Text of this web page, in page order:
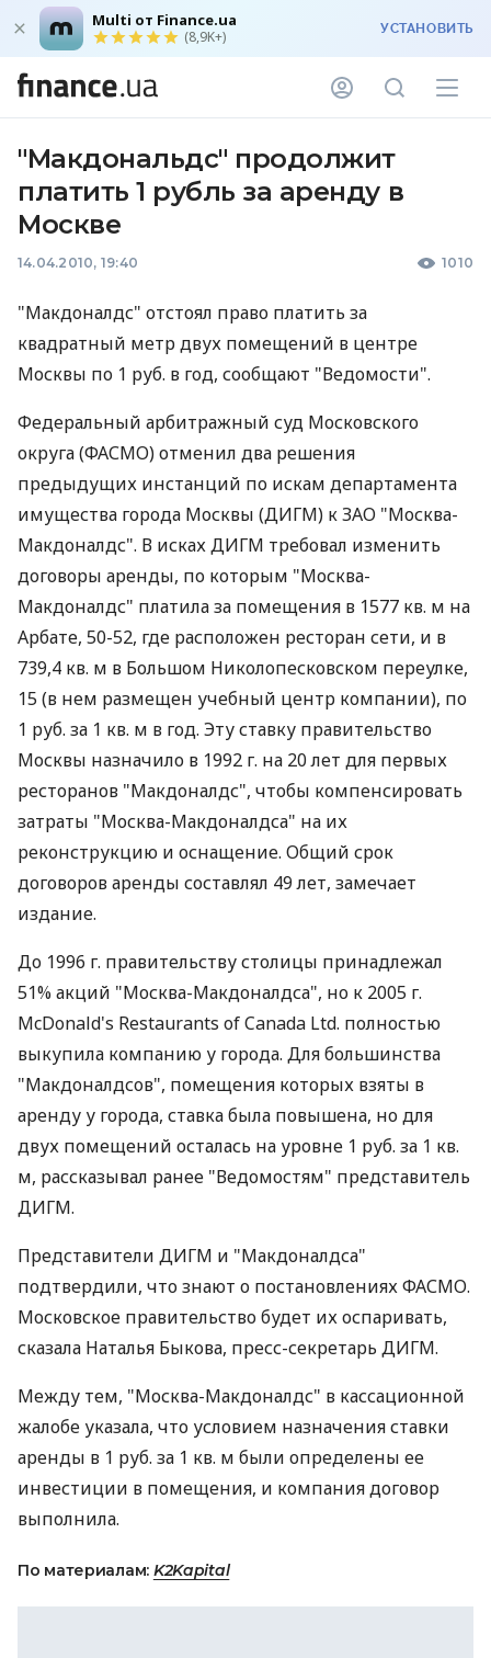
Multi от Finance.ua
(8,9K+) УСТАНОВИТЬ
"Макдональдс" продолжит
платить 1 рубль за аренду в
Москве
14.04.2010, 19:40 1010
"Макдоналдс" отстоял право платить за
квадратный метр двух помещений в центре
Москвы по 1 руб. в год, сообщают "Ведомости".
Федеральный арбитражный суд Московского
округа (ФАСМО) отменил два решения
предыдущих инстанций по искам департамента
имущества города Москвы (ДИГМ) к ЗАО "Москва-
Макдоналдс". В исках ДИГМ требовал изменить
договоры аренды, по которым "Москва-
Макдоналдс" платила за помещения в 1577 кв. м на
Арбате, 50-52, где расположен ресторан сети, и в
739,4 кв. м в Большом Николопесковском переулке,
15 (в нем размещен учебный центр компании), по
1 руб. за 1 кв. м в год. Эту ставку правительство
Москвы назначило в 1992 г. на 20 лет для первых
ресторанов "Макдоналдс", чтобы компенсировать
затраты "Москва-Макдоналдса" на их
реконструкцию и оснащение. Общий срок
договоров аренды составлял 49 лет, замечает
издание.
До 1996 г. правительству столицы принадлежал
51% акций "Москва-Макдоналдса", но к 2005 г.
McDonald's Restaurants of Canada Ltd. полностью
выкупила компанию у города. Для большинства
"Макдоналдсов", помещения которых взяты в
аренду у города, ставка была повышена, но для
двух помещений осталась на уровне 1 руб. за 1 кв.
м, рассказывал ранее "Ведомостям" представитель
ДИГМ.
Представители ДИГМ и "Макдоналдса"
подтвердили, что знают о постановлениях ФАСМО.
Московское правительство будет их оспаривать,
сказала Наталья Быкова, пресс-секретарь ДИГМ.
Между тем, "Москва-Макдоналдс" в кассационной
жалобе указала, что условием назначения ставки
аренды в 1 руб. за 1 кв. м были определены ее
инвестиции в помещения, и компания договор
выполнила.
По материалам: K2Kapital